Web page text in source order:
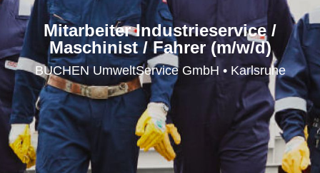
Mitarbeiter Industrieservice /
Maschinist / Fahrer (m/w/d)
BUCHEN UmweltService GmbH • Karlsruhe